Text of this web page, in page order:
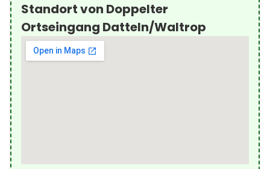
Standort von Doppelter
Ortseingang Datteln/Waltrop